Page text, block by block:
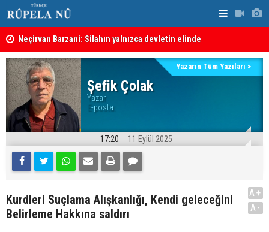
Neçirvan Barzani: Silahın yalnızca devletin elinde
toplanması kararı uygulanmalı
Şefik Çolak
Yazar
E-posta:
Yazarın Tüm Yazıları >
17:20 11 Eylül 2025
Kurdleri Suçlama Alışkanlığı, Kendi geleceğini
Belirleme Hakkına saldırı
A+
A-